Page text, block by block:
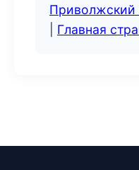
Приволжский
Главная